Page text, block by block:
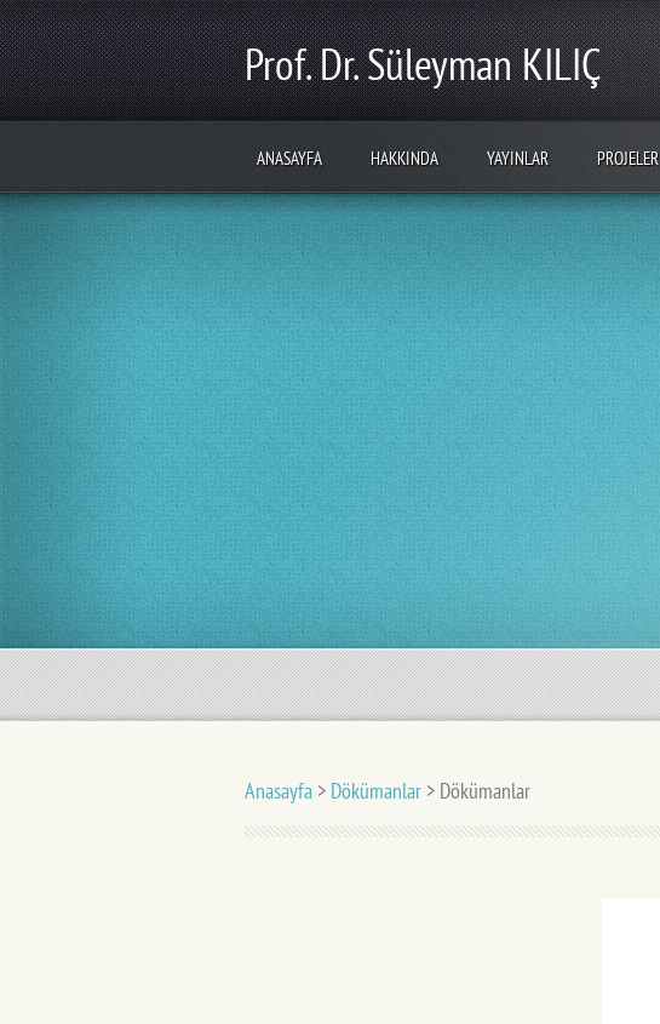
Prof. Dr. Süleyman KILIÇ
ANASAYFA HAKKINDA YAYINLAR PROJELER
Anasayfa > Dökümanlar > Dökümanlar